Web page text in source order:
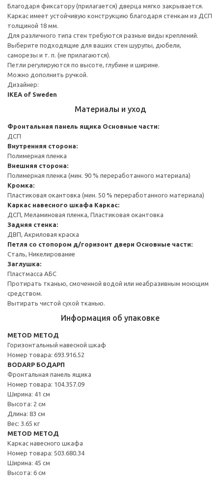
Благодаря фиксатору (прилагается) дверца мягко закрывается.
Каркас имеет устойчивую конструкцию благодаря стенкам из ДСП
толщиной 18 мм.
Для различного типа стен требуются разные виды креплений.
Выберите подходящие для ваших стен шурупы, дюбели,
саморезы и т. п. (не прилагаются).
Петли регулируются по высоте, глубине и ширине.
Можно дополнить ручкой.
Дизайнер:
IKEA of Sweden
Материалы и уход
Фронтальная панель ящика Основные части:
ДСП
Внутренняя сторона:
Полимерная пленка
Внешняя сторона:
Полимерная пленка (мин. 90 % переработанного материала)
Кромка:
Пластиковая окантовка (мин. 50 % переработанного материала)
Каркас навесного шкафа Каркас:
ДСП, Меламиновая пленка, Пластиковая окантовка
Задняя стенка:
ДВП, Акриловая краска
Петля со стопором д/горизонт двери Основные части:
Сталь, Никелирование
Заглушка:
Пластмасса АБС
Протирать тканью, смоченной водой или неабразивным моющим
средством.
Вытирать чистой сухой тканью.
Информация об упаковке
METOD МЕТОД
Горизонтальный навесной шкаф
Номер товара: 693.916.52
BODARP БОДАРП
Фронтальная панель ящика
Номер товара: 104.357.09
Ширина: 41 см
Высота: 2 см
Длина: 83 см
Вес: 3.65 кг
METOD МЕТОД
Каркас навесного шкафа
Номер товара: 503.680.34
Ширина: 45 см
Высота: 6 см